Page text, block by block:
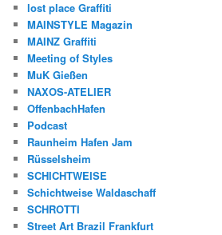
lost place Graffiti
MAINSTYLE Magazin
MAINZ Graffiti
Meeting of Styles
MuK Gießen
NAXOS-ATELIER
OffenbachHafen
Podcast
Raunheim Hafen Jam
Rüsselsheim
SCHICHTWEISE
Schichtweise Waldaschaff
SCHROTTI
Street Art Brazil Frankfurt